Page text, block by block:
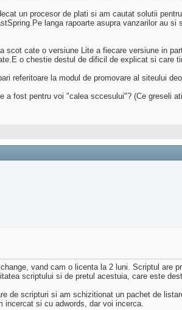
un procesor de plati si am cautat solutii
langa rapoarte asupra vanzarilor au
scot cate o versiune Lite a fiecare versiune in
o chestie destul de dificil de explicat si care
referitoare la modul de promovare al siteului
a fost pentru voi "calea sccesului"? (Ce greseli
vand cam o licenta la 2 luni. Scriptul
scriptului si de pretul acestuia, care este
de scripturi si am schizitionat un pachet de
incercat si cu adwords, dar voi incerca.